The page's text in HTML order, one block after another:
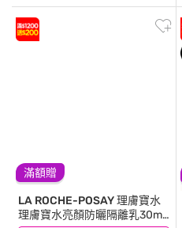
滿額贈
LA ROCHE-POSAY 理膚寶水
理膚寶水亮顏防曬隔離乳30ml